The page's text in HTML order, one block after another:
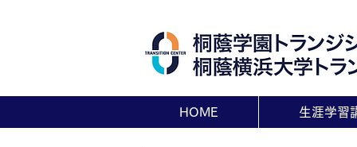
HOME 生涯学習